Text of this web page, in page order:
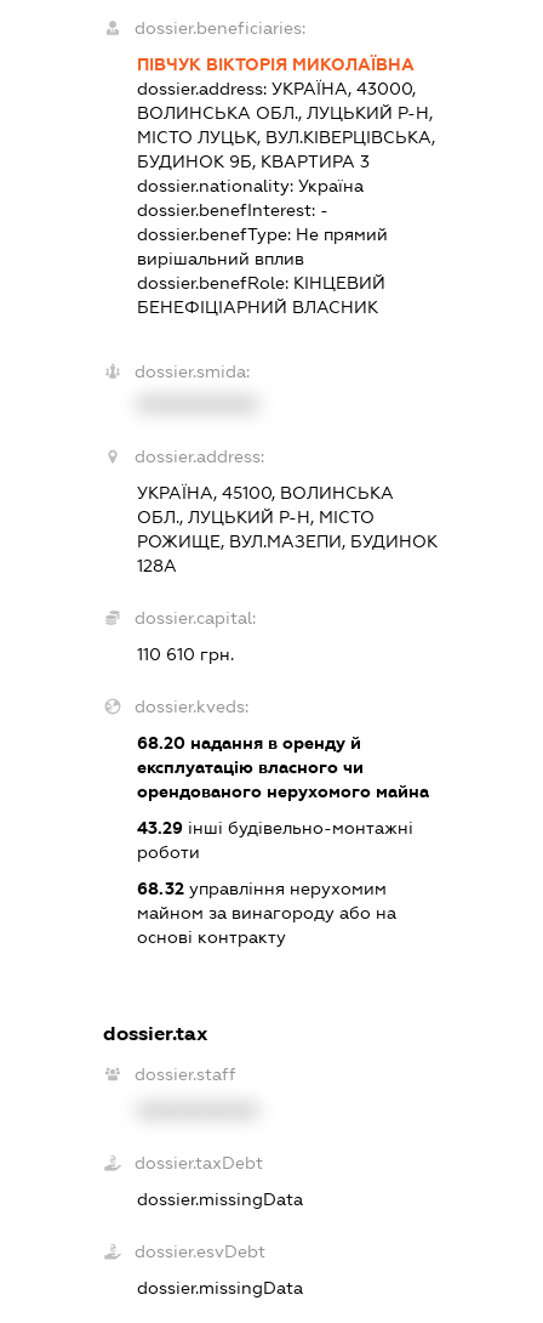
dossier.beneficiaries:
ПІВЧУК ВІКТОРІЯ МИКОЛАЇВНА
dossier.address:УКРАЇНА, 43000,
ВОЛИНСЬКА ОБЛ., ЛУЦЬКИЙ Р-Н,
МІСТО ЛУЦЬК, ВУЛ.КІВЕРЦІВСЬКА,
БУДИНОК 9Б, КВАРТИРА 3
dossier.nationality:Україна
dossier.benefInterest: -
dossier.benefType: Не прямий
вирішальний вплив
dossier.benefRole: КІНЦЕВИЙ
БЕНЕФІЦІАРНИЙ ВЛАСНИК
dossier.smida:
dossier.address:
УКРАЇНА, 45100, ВОЛИНСЬКА
ОБЛ., ЛУЦЬКИЙ Р-Н, МІСТО
РОЖИЩЕ, ВУЛ.МАЗЕПИ, БУДИНОК
128А
dossier.capital:
110 610 грн.
dossier.kveds:
68.20 надання в оренду й
експлуатацію власного чи
орендованого нерухомого майна
43.29 інші будівельно-монтажні
роботи
68.32 управління нерухомим
майном за винагороду або на
основі контракту
dossier.tax
dossier.staff
dossier.taxDebt
dossier.missingData
dossier.esvDebt
dossier.missingData